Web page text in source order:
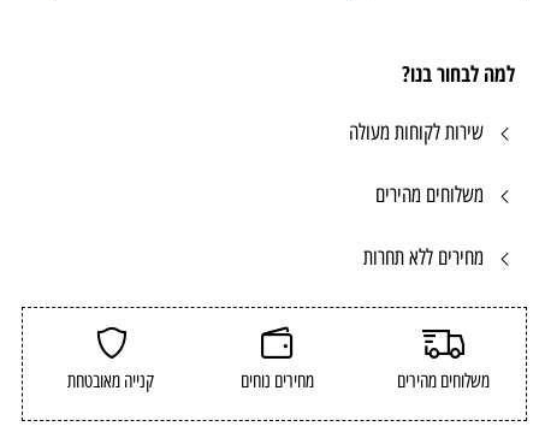
למה לבחור בנו?
שירות לקוחות מעולה
משלוחים מהירים
מחירים ללא תחרות
משלוחים מהירים מחירים נוחים קנייה מאובטחת